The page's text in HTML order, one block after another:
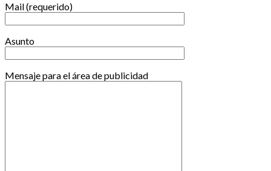
Mail (requerido)
Asunto
Mensaje para el área de publicidad